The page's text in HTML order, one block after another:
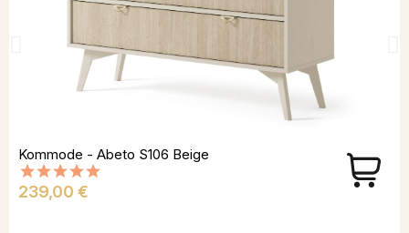
Kommode - Abeto S106 Beige
Preis
239,00 €